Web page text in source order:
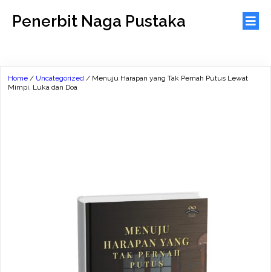
Penerbit Naga Pustaka
Home / Uncategorized / Menuju Harapan yang Tak Pernah Putus Lewat
Mimpi, Luka dan Doa